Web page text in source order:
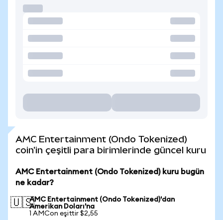
AMC Entertainment (Ondo Tokenized)
coin'in çeşitli para birimlerinde güncel kuru
AMC Entertainment (Ondo Tokenized) kuru bugün
ne kadar?
🇺🇸AMC Entertainment (Ondo Tokenized)'dan
Amerikan Doları'na
1 AMCon eşittir $2,55